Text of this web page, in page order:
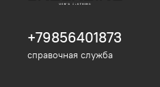
+79856401873
справочная служба